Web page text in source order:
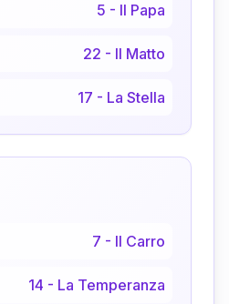
5 - Il Papa
22 - Il Matto
17 - La Stella
7 - Il Carro
14 - La Temperanza